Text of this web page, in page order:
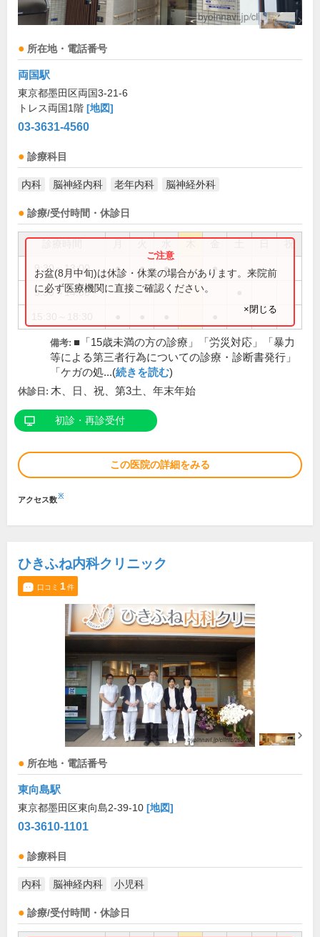
所在地・電話番号
両国駅
東京都墨田区両国3-21-6
トレス両国1階 [地図]
03-3631-4560
診療科目
内科 脳神経内科 老年内科 脳神経外科
診療/受付時間・休診日
祝
9:30～13:00 ● ● ● ●
9:30～14:00
お盆(8月中旬)は休診・休業の場合があります。来院前
に必ず医療機関に直接ご確認ください。
×閉じる
備考: ■「15歳未満の方の診療」「労災対応」「暴力
等による第三者行為についての診療・診断書発行」
「ケガの処...(続きを読む)
休診日: 木、日、祝、第3土、年末年始
初診・再診受付
この医院の詳細をみる
アクセス数※
ひきふね内科クリニック
口コミ 1件
所在地・電話番号
東向島駅
東京都墨田区東向島2-39-10 [地図]
03-3610-1101
診療科目
内科 脳神経内科 小児科
診療/受付時間・休診日